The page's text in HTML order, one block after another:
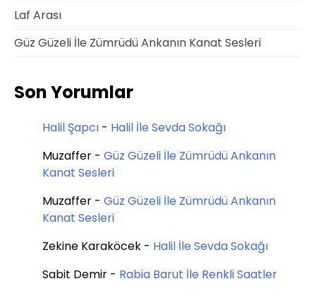
Laf Arası
Güz Güzeli İle Zümrüdü Ankanın Kanat Sesleri
Son Yorumlar
Halil Şapcı - Halil İle Sevda Sokağı
Muzaffer - Güz Güzeli İle Zümrüdü Ankanın
Kanat Sesleri
Muzaffer - Güz Güzeli İle Zümrüdü Ankanın
Kanat Sesleri
Zekine Karaköcek - Halil İle Sevda Sokağı
Sabit Demir - Rabia Barut İle Renkli Saatler